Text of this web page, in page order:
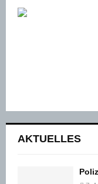
AKTUELLES